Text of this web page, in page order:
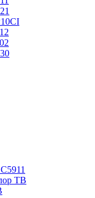
ТВ